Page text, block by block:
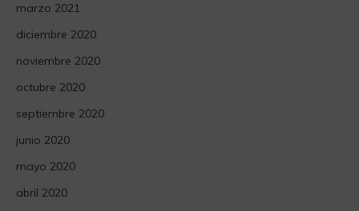
marzo 2021
diciembre 2020
noviembre 2020
octubre 2020
septiembre 2020
junio 2020
mayo 2020
abril 2020